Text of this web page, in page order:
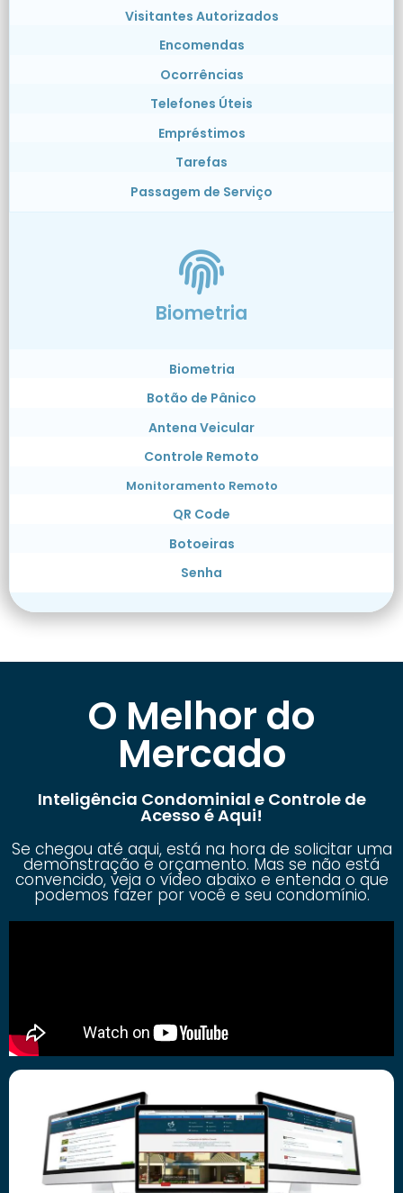
Visitantes Autorizados
Encomendas
Ocorrências
Telefones Úteis
Empréstimos
Tarefas
Passagem de Serviço
Biometria
Biometria
Botão de Pânico
Antena Veicular
Controle Remoto
Monitoramento Remoto
QR Code
Botoeiras
Senha
O Melhor do
Mercado
Inteligência Condominial e Controle de
Acesso é Aqui!
Se chegou até aqui, está na hora de solicitar uma
demonstração e orçamento. Mas se não está
convencido, veja o vídeo abaixo e entenda o que
podemos fazer por você e seu condomínio.